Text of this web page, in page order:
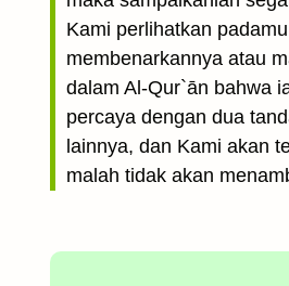
Kami perlihatkan
membenarkannya atau
dalam Al-Qur`ān bahwa
percaya dengan dua
lainnya, dan Kami akan
malah tidak akan